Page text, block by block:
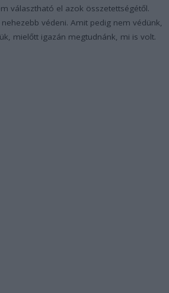
választható el azok összetettségétől.
védeni. Amit pedig nem védünk,
mielőtt igazán megtudnánk, mi is volt.